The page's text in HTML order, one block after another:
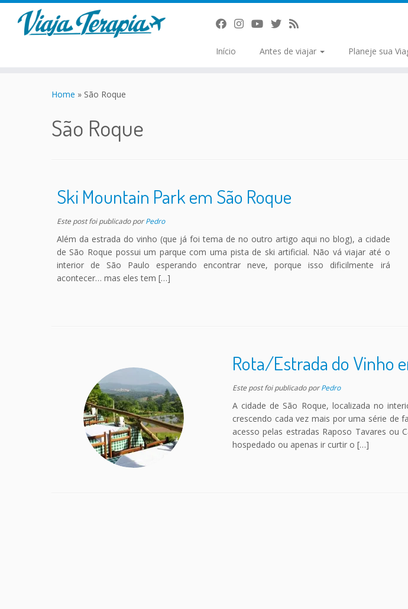
Início Antes de viajar Planeje sua
Home » São Roque
São Roque
Ski Mountain Park em São Roque
Este post foi publicadoporPedro
Além da estrada do vinho (que já foi tema de no outro artigo aqui no blog), a cidade
de São Roque possui um parque com uma pista de ski artificial. Não vá viajar até o
interior de São Paulo esperando encontrar neve, porque isso dificilmente irá
acontecer… mas eles tem […]
Rota/Estrada do Vinho
Este post foi publicadoporPedro
A cidade de São Roque, localizada no
crescendo cada vez mais por uma série de
acesso pelas estradas Raposo Tavares ou
hospedado ou apenas ir curtir o […]